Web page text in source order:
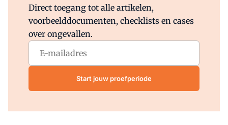
Direct toegang tot alle artikelen,
voorbeelddocumenten, checklists en cases
over ongevallen.
Start jouw proefperiode